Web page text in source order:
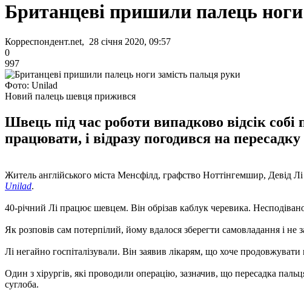
Британцеві пришили палець
Корреспондент.net, 28 січня 2020, 09:57
0
997
Фото: Unilad
Новий палець шевця прижився
Швець під час роботи випадково відсік
працювати, і відразу погодився на
Житель англійського міста Менсфілд, графство Ноттінгемшир, Девід
Unilad.
40-річний Лі працює шевцем. Він обрізав каблук черевика.
Як розповів сам потерпілий, йому вдалося зберегти самовладання і
Лі негайно госпіталізували. Він заявив лікарям, що хоче
Один з хірургів, які проводили операцію, зазначив, що пересадка
суглоба.